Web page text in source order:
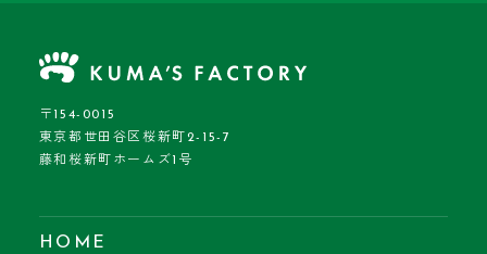
〒154-0015
東京都世田谷区桜新町2-15-7
藤和桜新町ホームズ1号
HOME